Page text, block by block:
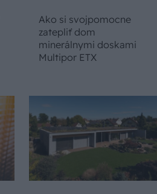
Ako si svojpomocne
zatepliť dom
minerálnymi doskami
Multipor ETX